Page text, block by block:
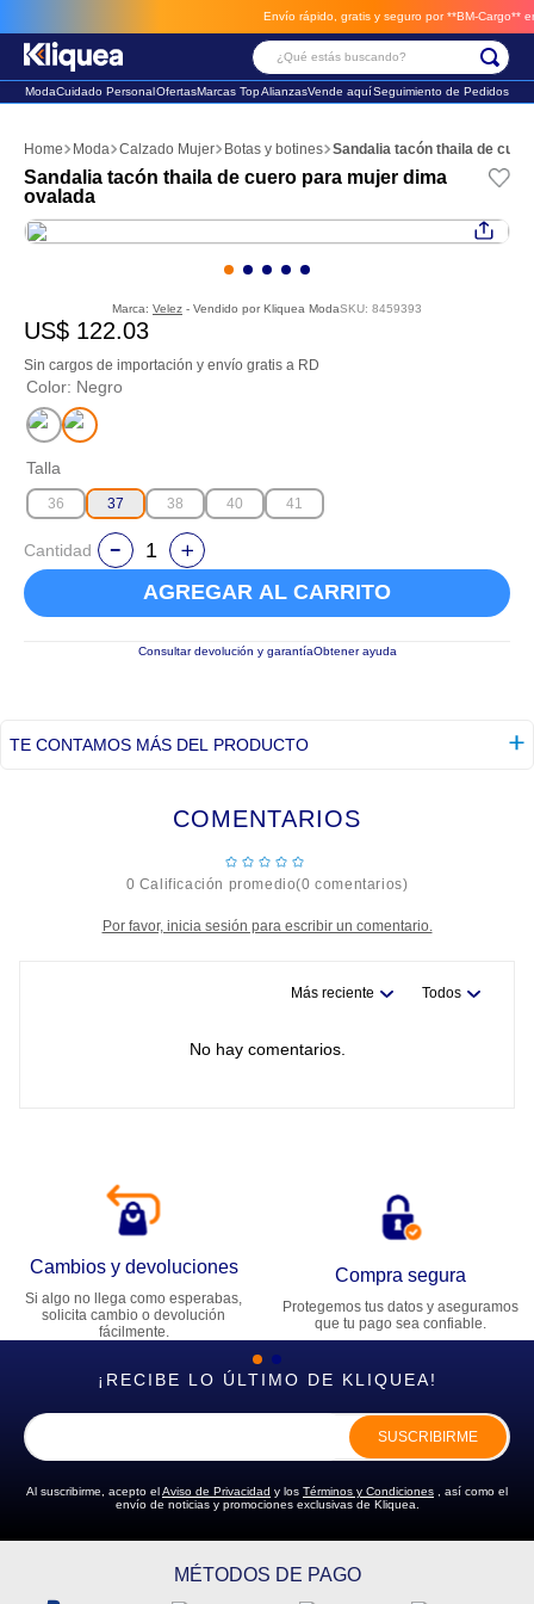
Envío rápido, gratis y seguro por **BM-Cargo** envios a través de BM-
¿Qué estás buscando?
ModaCuidado PersonalOfertasMarcas TopAlianzasVende aquíSeguimiento de Pedidos
Moda Calzado Mujer Botas y botines Sandalia tacón thaila de
Sandalia tacón thaila de cuero para mujer dima
ovalada
Marca: Velez - Vendido por Kliquea ModaSKU: 8459393
US$ 122.03
Sin cargos de importación y envío gratis a RD
Color: Negro
Talla
36 37 38 40 41
Cantidad
AGREGAR AL CARRITO
Consultar devolución y garantíaObtener ayuda
TE CONTAMOS MÁS DEL PRODUCTO
COMENTARIOS
☆☆☆☆
☆
0 Calificación promedio(0 comentarios)
Por favor, inicia sesión para escribir un comentario.
Más reciente Todos
No hay comentarios.
Cambios y devoluciones
Si algo no llega como esperabas,
solicita cambio o devolución
fácilmente.
Compra segura
Protegemos tus datos y aseguramos
que tu pago sea confiable.
¡RECIBE LO ÚLTIMO DE KLIQUEA!
SUSCRIBIRME
Al suscribirme, acepto elAviso de Privacidad y los Términos y Condiciones , así como el
envío de noticias y promociones exclusivas de Kliquea.
MÉTODOS DE PAGO
2. futbol
3. sandalia